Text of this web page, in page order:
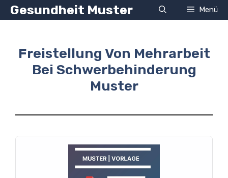
Zum
InhaltGesundheit Muster Menü
Freistellung Von Mehrarbeit
Bei Schwerbehinderung
Muster